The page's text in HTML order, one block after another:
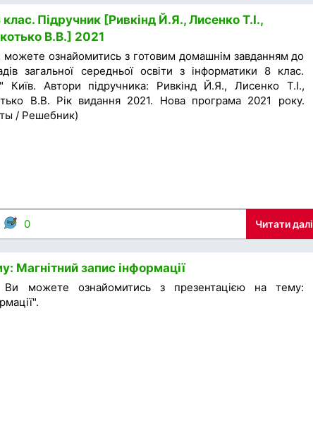
Підручник [Ривкінд Й.Я., Лисенко Т.І.,
В.В.] 2021
можете ознайомитись з готовим домашнім завданням до
загальної середньої освіти з інформатики 8 клас.
Київ. Автори підручника: Ривкінд Й.Я., Лисенко Т.І.,
В.В. Рік видання 2021. Нова програма 2021 року.
/ Решебник)
0 Читати далі
Магнітний запис інформації
Ви можете ознайомитись з презентацією на тему: